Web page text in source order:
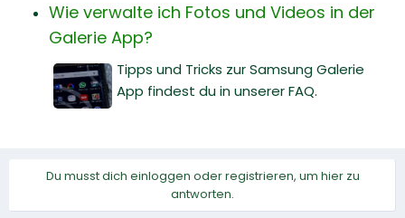
Wie verwalte ich Fotos und Videos in der
Galerie App?
Tipps und Tricks zur Samsung Galerie
App findest du in unserer FAQ.
Du musst dich einloggen oder registrieren, um hier zu
antworten.